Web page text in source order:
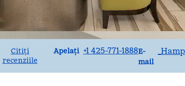
Citiți
recenziile
Apelați
Apel +1 425-771-1888E-
mail
E-